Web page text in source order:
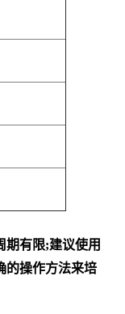
期有限;建议使用
的操作方法来培